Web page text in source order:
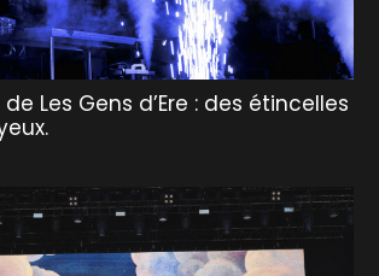
Les Gens d’Ere : des étincelles